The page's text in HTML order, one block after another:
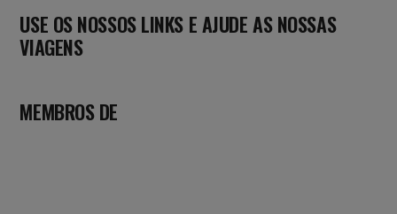
USE OS NOSSOS LINKS E AJUDE AS NOSSAS
VIAGENS
MEMBROS DE